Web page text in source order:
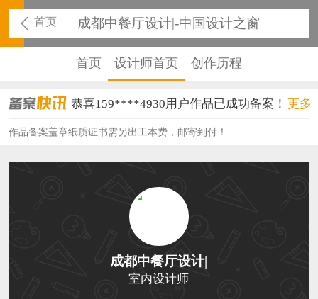
首页 成都中餐厅设计|-中国设计之窗
首页 设计师首页 创作历程
恭喜159****4930用户作品已成功备案！
恭喜150****6483用户作品已成功备案！
恭喜131****2473用户作品已成功备案！
恭喜159****4201用户作品已成功备案！
恭喜133****6466用户作品已成功备案！
恭喜131****1475用户作品已成功备案！
恭喜133****8874用户作品已成功备案！
更多
作品备案盖章纸质证书需另出工本费，邮寄到付！
成都中餐厅设计|
室内设计师